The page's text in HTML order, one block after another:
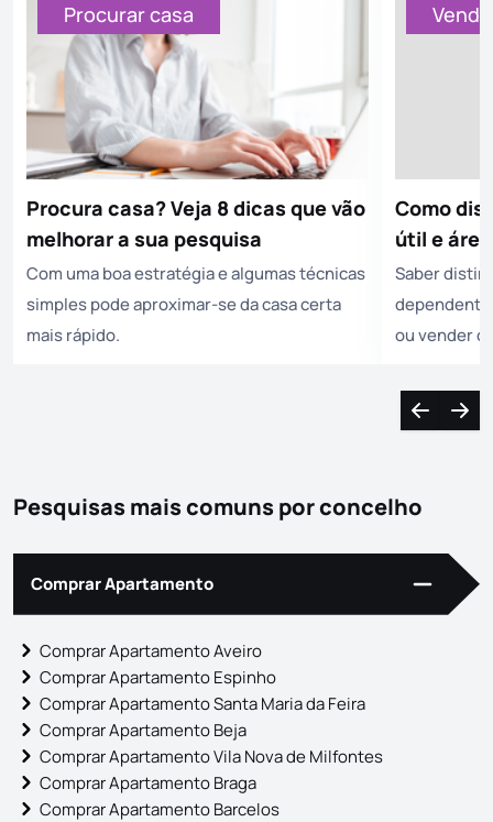
Procurar casa
Procura casa? Veja 8 dicas que vão
melhorar a sua pesquisa
Com uma boa estratégia e algumas técnicas
simples pode aproximar-se da casa certa
mais rápido.
Como
útil e
Saber
dependente
ou vender
Pesquisas mais comuns por concelho
Comprar Apartamento
Comprar Apartamento Aveiro
Comprar Apartamento Espinho
Comprar Apartamento Santa Maria da Feira
Comprar Apartamento Beja
Comprar Apartamento Vila Nova de Milfontes
Comprar Apartamento Braga
Comprar Apartamento Barcelos